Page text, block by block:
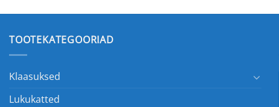
TOOTEKATEGOORIAD
Klaasuksed
Lukukatted